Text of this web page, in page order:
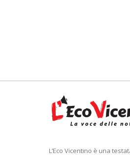
L’Eco Vicentino è una